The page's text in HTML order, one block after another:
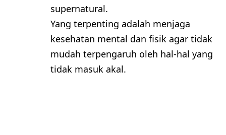
supernatural.
Yang terpenting adalah menjaga
kesehatan mental dan fisik agar tidak
mudah terpengaruh oleh hal-hal yang
tidak masuk akal.